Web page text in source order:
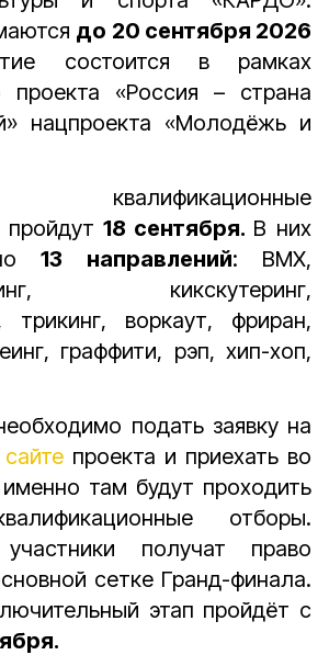
до 20 сентября 2026
состоится в рамках
проекта «Россия – страна
нацпроекта «Молодёжь и
квалификационные
пройдут 18 сентября. В них
13 направлений: BMX,
кикскутеринг,
трикинг, воркаут, фриран,
граффити, рэп, хип-хоп,
подать заявку на
проекта и приехать во
там будут проходить
отборы.
получат право
сетке Гранд-финала.
этап пройдёт с